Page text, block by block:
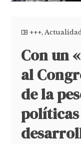
+++,
Con un
al
de la